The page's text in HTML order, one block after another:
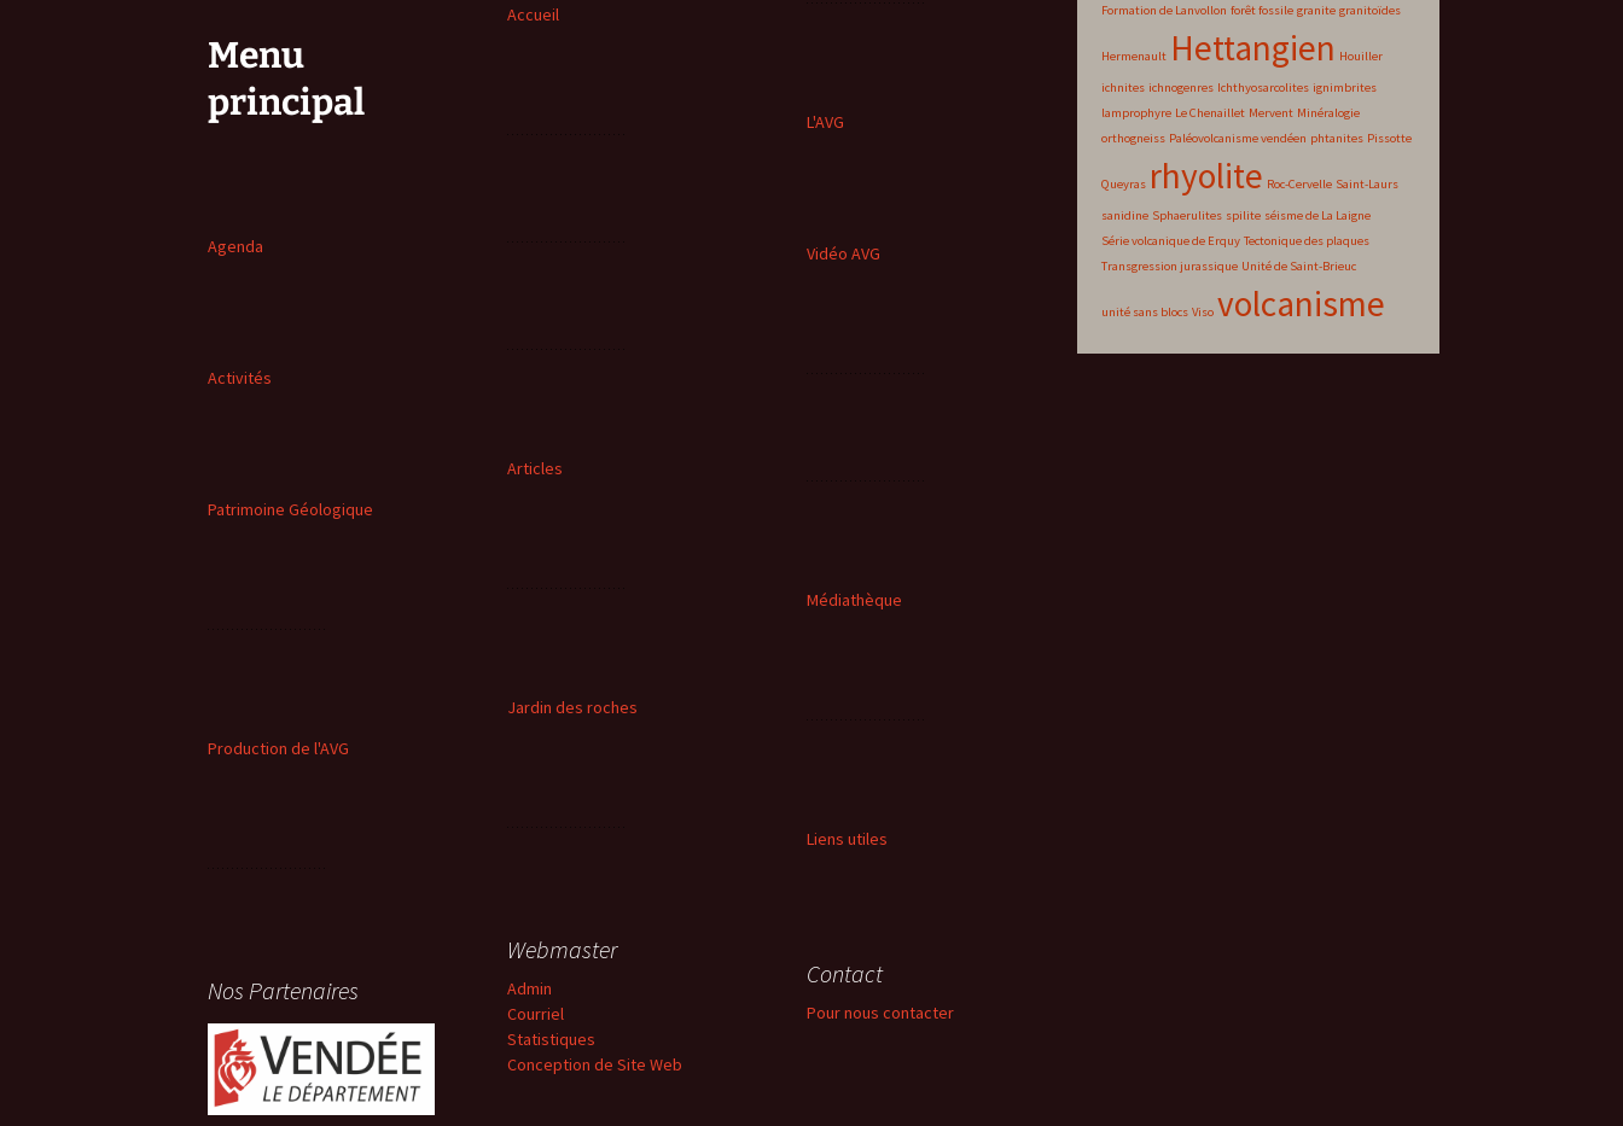
Formation de Lanvollon forêt fossile granite granitoïdes
Hermenault Hettangien Houiller
ichnites ichnogenres Ichthyosarcolites ignimbrites
lamprophyre Le Chenaillet Mervent Minéralogie
orthogneiss Paléovolcanisme vendéen phtanites Pissotte
Queyras rhyolite Roc-Cervelle Saint-Laurs
sanidine Sphaerulites spilite séisme de La Laigne
Série volcanique de Erquy Tectonique des plaques
Transgression jurassique Unité de Saint-Brieuc
unité sans blocs Viso volcanisme
Menu
principal
Accueil
L'AVG
Agenda Vidéo AVG
Activités
Articles
Patrimoine Géologique
Médiathèque
Jardin des roches
Production de l'AVG
Liens utiles
Webmaster
Admin
Courriel
Statistiques
Conception de Site Web
Contact
Pour nous contacter
Nos Partenaires